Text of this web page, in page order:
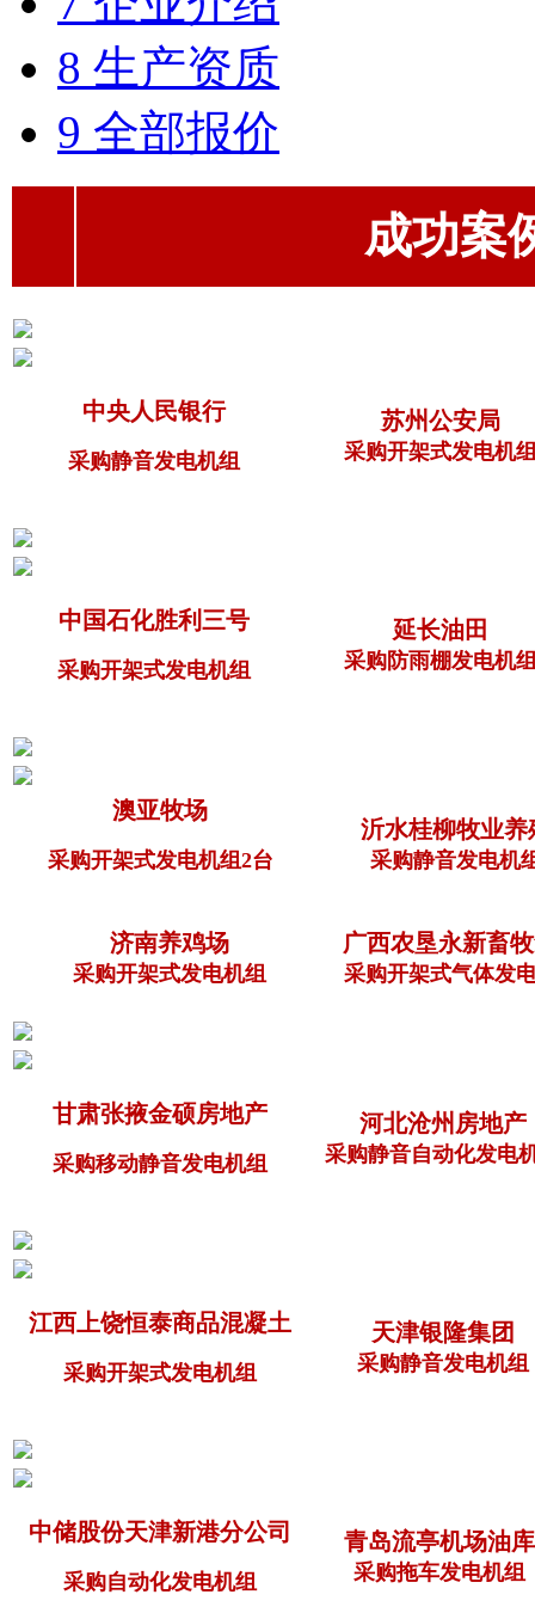
8 生产资质
9 全部报价
成功案例（
中央人民银行
采购静音发电机组
苏州公安局
采购开架式发电机
中国石化胜利三号
采购开架式发电机组
延长油田
采购防雨棚发电机
澳亚牧场
采购开架式发电机组2台
沂水桂柳牧业养
采购静音发电机
济南养鸡场
采购开架式发电机组
广西农垦永新畜牧
采购开架式气体发
甘肃张掖金硕房地产
采购移动静音发电机组
河北沧州房地产
采购静音自动化发电
江西上饶恒泰商品混凝土
采购开架式发电机组
天津银隆集团
采购静音发电机组
中储股份天津新港分公司
采购自动化发电机组
青岛流亭机场油库
采购拖车发电机组